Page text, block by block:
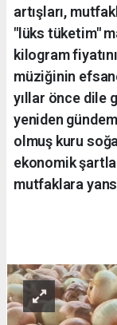
artışları,
"lüks tüketim"
kilogram
müziğinin
yıllar önce dile
yeniden
olmuş kuru
ekonomik
mutfaklara